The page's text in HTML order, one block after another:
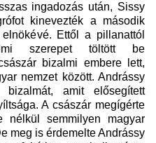
ingadozás után, Sissy
kinevezték a második
Ettől a pillanattól
szerepet töltött be
bizalmi embere lett,
nemzet között. Andrássy
amit elősegített
A császár megígérte
nélkül semmilyen magyar
meg is érdemelte Andrássy